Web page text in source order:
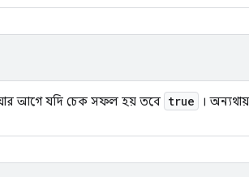
আগে যদি চেক সফল হয় তবে true । অন্যথায়